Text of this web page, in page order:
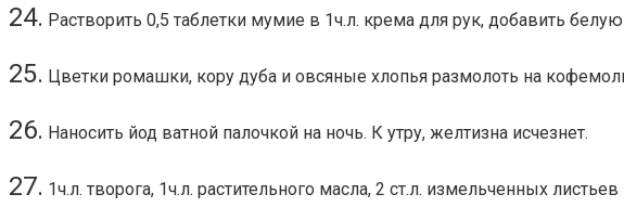
24. Растворить 0,5 таблетки мумие в 1ч.л. крема для рук, добавить белую
25. Цветки ромашки, кору дуба и овсяные хлопья размолоть на
26. Наносить йод ватной палочкой на ночь. К утру, желтизна исчезнет.
27. 1ч.л. творога, 1ч.л. растительного масла, 2 ст.л. измельченных